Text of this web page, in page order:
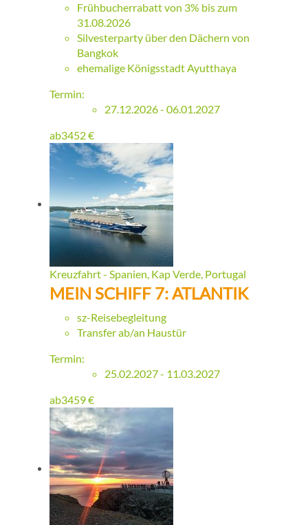
Frühbucherrabatt von 3% bis zum
31.08.2026
Silvesterparty über den Dächern von
Bangkok
ehemalige Königsstadt Ayutthaya
Termin:
27.12.2026 - 06.01.2027
ab3452€
Kreuzfahrt - Spanien, Kap Verde, Portugal
MEIN SCHIFF 7: ATLANTIK
sz-Reisebegleitung
Transfer ab/an Haustür
Termin:
25.02.2027 - 11.03.2027
ab3459€